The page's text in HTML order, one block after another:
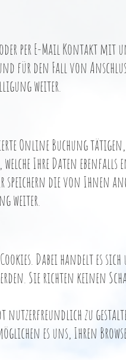
per E-Mail Kontakt mit
für den Fall von
weiter.
Online Buchung
Ihre Daten ebenfalls
die von Ihnen
weiter.
Dabei handelt es
Sie richten keinen
nutzerfreundlich zu
es uns, Ihren